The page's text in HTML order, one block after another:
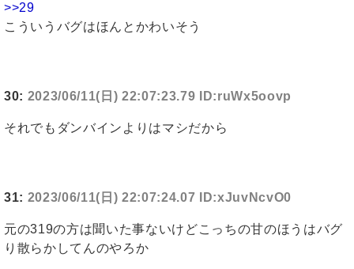
>>29
こういうバグはほんとかわいそう
30: 2023/06/11(日) 22:07:23.79 ID:ruWx5oovp
それでもダンバインよりはマシだから
31: 2023/06/11(日) 22:07:24.07 ID:xJuvNcvO0
元の319の方は聞いた事ないけどこっちの甘のほうはバグ
り散らかしてんのやろか